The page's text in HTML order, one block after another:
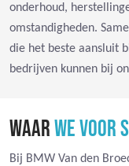
onderhoud,
omstandigheden.
die het beste aansluit
bedrijven kunnen bij
WAARWE VOOR
Bij BMW Van den